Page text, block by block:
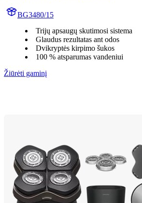
BG3480/15
Trijų apsaugų skutimosi sistema
Glaudus rezultatas ant odos
Dvikryptės kirpimo šukos
100 % atsparumas vandeniui
Žiūrėti gaminį